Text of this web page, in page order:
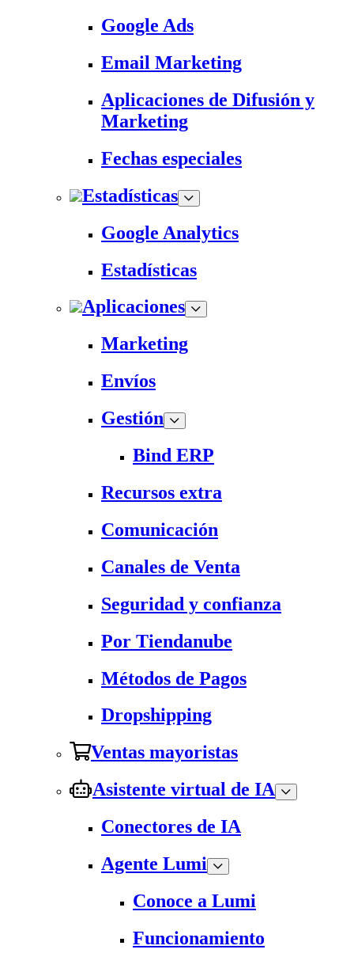
Google Ads
Email Marketing
Aplicaciones de Difusión y
Marketing
Fechas especiales
Estadísticas
Google Analytics
Estadísticas
Aplicaciones
Marketing
Envíos
Gestión
Bind ERP
Recursos extra
Comunicación
Canales de Venta
Seguridad y confianza
Por Tiendanube
Métodos de Pagos
Dropshipping
Ventas mayoristas
Asistente virtual de IA
Conectores de IA
Agente Lumi
Conoce a Lumi
Funcionamiento